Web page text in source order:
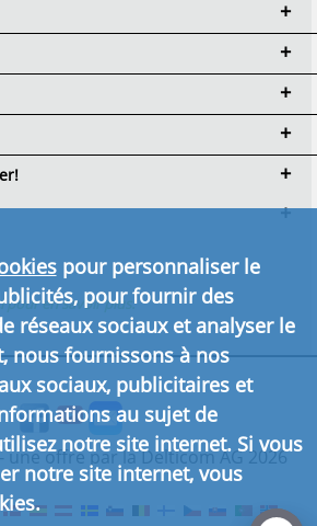
Garantie année de
production 2026
Inscription partenaire de
montage
pour en savoir plus.
offre par la Delticom AG 2026
pour personnaliser le
pour fournir des
réseaux sociaux et analyser le
nous fournissons à nos
sociaux, publicitaires et
au sujet de
notre site internet. Si vous
notre site internet, vous